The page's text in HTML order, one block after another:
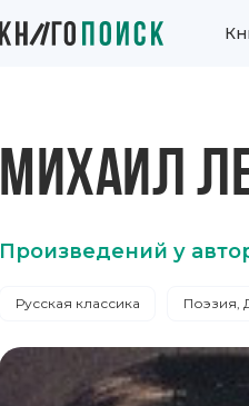
МИХАИЛ
Произведений у
Русская классика Поэзия,